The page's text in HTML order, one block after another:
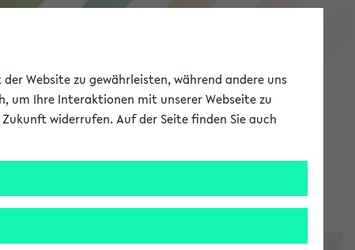
eKVV
Website zu gewährleisten, während andere uns
um Ihre Interaktionen mit unserer Webseite zu
widerrufen. Auf der Seite finden Sie auch